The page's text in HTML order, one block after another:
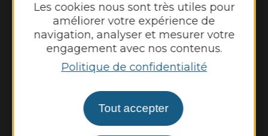
Les cookies nous sont très utiles pour
améliorer votre expérience de
navigation, analyser et mesurer votre
engagement avec nos contenus.
Politique de confidentialité
Tout accepter
Horaires d'ouverture :
Fermé au public le lundi
Mardi, mercredi et jeudi : 8h - 12h et 13h30
- 17h30
Vendredi : 9h - 12h et 13h30 - 17h30
Nous contacter